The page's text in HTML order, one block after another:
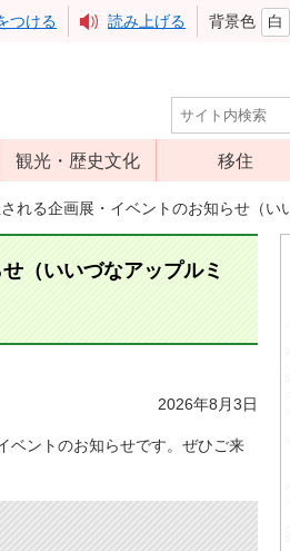
つける 読み上げる 背景色 白
観光・歴史文化
観光
アップルミュー
ジアム
移住
れる企画展・イベントのお知らせ（い
（いいづなアップルミ
2026年8月3日
ベントのお知らせです。ぜひご来